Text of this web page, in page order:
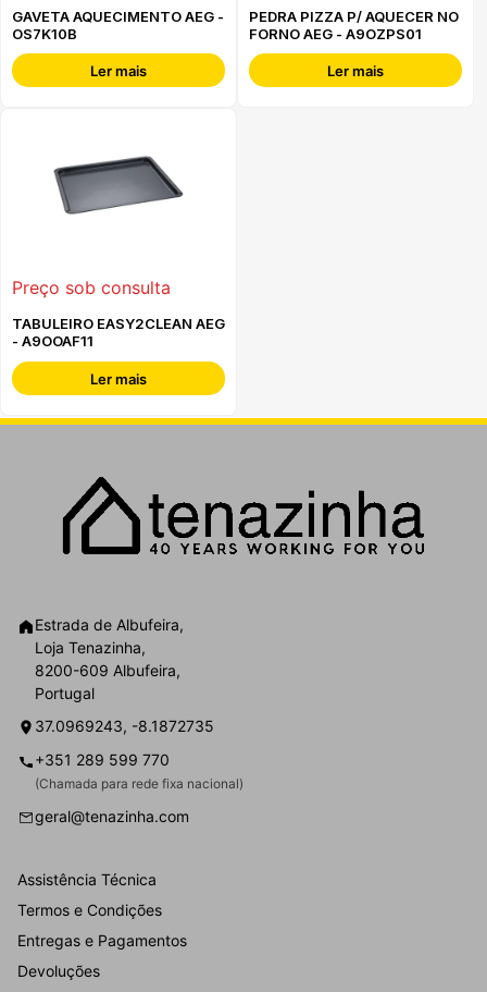
GAVETA AQUECIMENTO AEG -
OS7K10B
Ler mais
PEDRA PIZZA P/ AQUECER NO
FORNO AEG - A9OZPS01
Ler mais
Preço sob consulta
TABULEIRO EASY2CLEAN AEG
- A9OOAF11
Ler mais
Estrada de Albufeira,
Loja Tenazinha,
8200-609 Albufeira,
Portugal
37.0969243, -8.1872735
+351 289 599 770
(Chamada para rede fixa nacional)
geral@tenazinha.com
Assistência Técnica
Termos e Condições
Entregas e Pagamentos
Devoluções